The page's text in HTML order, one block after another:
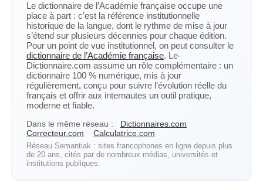
Le dictionnaire de l’Académie française occupe une
place à part : c’est la référence institutionnelle
historique de la langue, dont le rythme de mise à jour
s’étend sur plusieurs décennies pour chaque édition.
Pour un point de vue institutionnel, on peut consulter le
dictionnaire de l’Académie française. Le-
Dictionnaire.com assume un rôle complémentaire : un
dictionnaire 100 % numérique, mis à jour
régulièrement, conçu pour suivre l’évolution réelle du
français et offrir aux internautes un outil pratique,
moderne et fiable.
Dans le même réseau :
Dictionnaires.com
Correcteur.com
Calculatrice.com
Réseau Semantiak : sites francophones en ligne depuis plus
de 20 ans, cités par de nombreux médias, universités et
institutions publiques.